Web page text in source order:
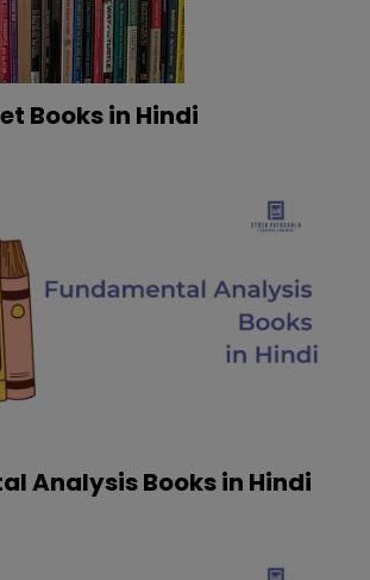
Books in Hindi
Analysis Books in Hindi